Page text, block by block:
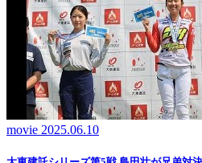
movie 2025.06.10